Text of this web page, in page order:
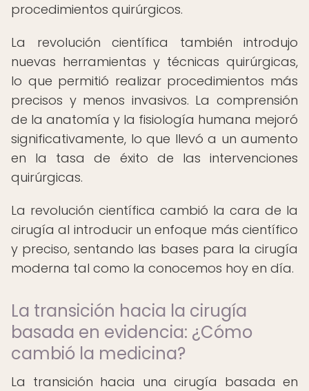
procedimientos quirúrgicos.
La revolución científica también introdujo
nuevas herramientas y técnicas quirúrgicas,
lo que permitió realizar procedimientos más
precisos y menos invasivos. La comprensión
de la anatomía y la fisiología humana mejoró
significativamente, lo que llevó a un aumento
en la tasa de éxito de las intervenciones
quirúrgicas.
La revolución científica cambió la cara de la
cirugía al introducir un enfoque más científico
y preciso, sentando las bases para la cirugía
moderna tal como la conocemos hoy en día.
La transición hacia la cirugía
basada en evidencia: ¿Cómo
cambió la medicina?
La transición hacia una cirugía basada en